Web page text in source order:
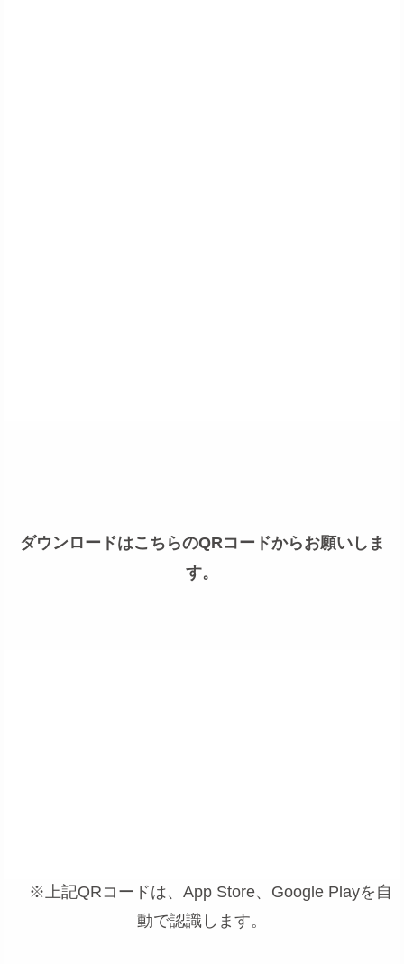
ダウンロードはこちらのQRコードからお願いしま
す。
※上記QRコードは、App Store、Google Playを自
動で認識します。